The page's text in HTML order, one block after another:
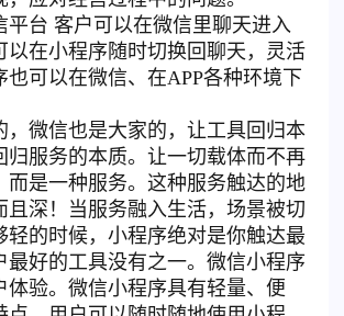
平台 客户可以在微信里聊天进入
以在小程序随时切换回聊天，灵活
也可以在微信、在APP各种环境下
，微信也是大家的，让工具回归本
归服务的本质。让一切载体而不再
而是一种服务。这种服务触达的地
且深！当服务融入生活，场景被切
轻的时候，小程序绝对是你触达最
好的工具没有之一。 微信小程序
体验。微信小程序具有轻量、便